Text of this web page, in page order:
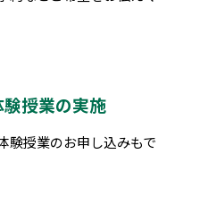
授業の実施
験授業のお申し込みもで